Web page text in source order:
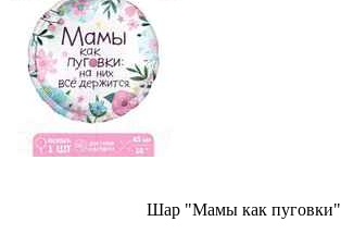
Шар "Мамы как пуговки"